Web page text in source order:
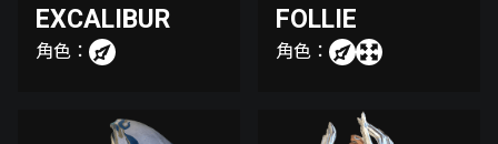
EXCALIBUR
角色：
FOLLIE
角色：